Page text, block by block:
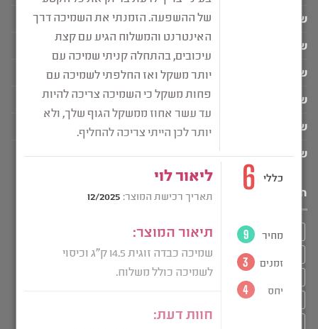
שמיכה כבדה לחורף
שמיכה כבדה לילדים
שמיכה כבדה למבוגרים
שמיכה כבדה לקיץ
שמיכה כבדה לתינוק
שמיכת כובד בהתאמה אישית
תגיות מוצר
איפה קונים שמיכה כבדה בד קטיפה איכותי
הפרעות שינה אצל מבוגרים ויסות חושי אצל מבוגרים
חוסר שינה בלילה טיפול בבעיות שינה
טיפול בטראומה
כיסוי לשמיכה כבדה